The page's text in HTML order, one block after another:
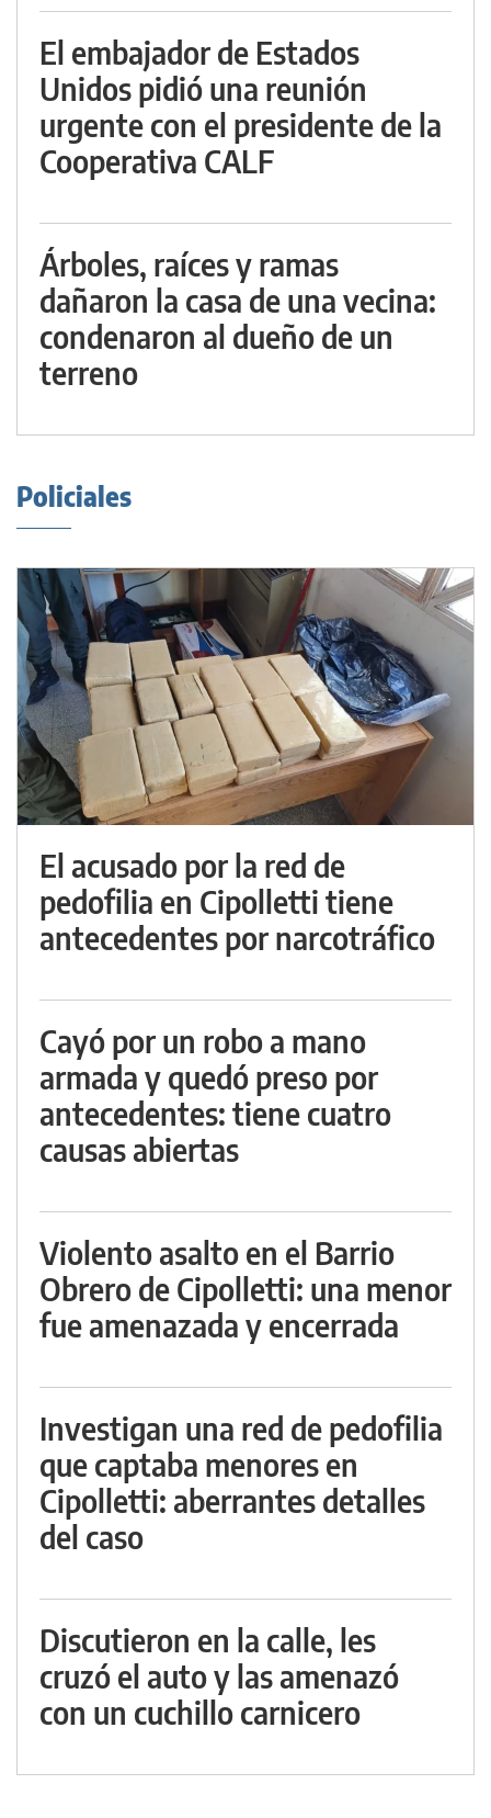
El embajador de Estados
Unidos pidió una reunión
urgente con el presidente de la
Cooperativa CALF
Árboles, raíces y ramas
dañaron la casa de una vecina:
condenaron al dueño de un
terreno
Policiales
El acusado por la red de
pedofilia en Cipolletti tiene
antecedentes por narcotráfico
Cayó por un robo a mano
armada y quedó preso por
antecedentes: tiene cuatro
causas abiertas
Violento asalto en el Barrio
Obrero de Cipolletti: una menor
fue amenazada y encerrada
Investigan una red de pedofilia
que captaba menores en
Cipolletti: aberrantes detalles
del caso
Discutieron en la calle, les
cruzó el auto y las amenazó
con un cuchillo carnicero